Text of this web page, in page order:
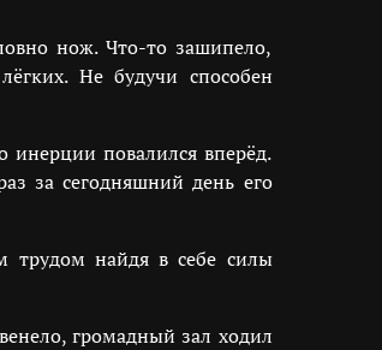
нож. Что-то зашипело,
Не будучи способен
инерции повалился вперёд.
за сегодняшний день его
трудом найдя в себе силы
громадный зал ходил